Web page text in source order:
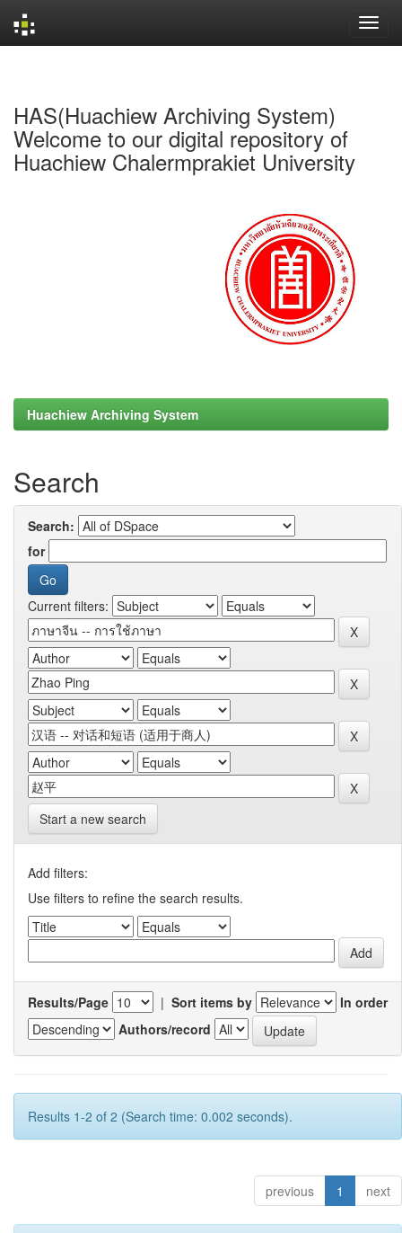
HAS(Huachiew Archiving System)
Welcome to our digital repository of
Huachiew Chalermprakiet University
Huachiew Archiving System
Search
Search:
for
Current filters:
Start a new search
Add filters:
Use filters to refine the search results.
Results/Page | Sort items by
In order
Authors/record
Results 1-2 of 2 (Search time: 0.002 seconds).
previous 1 next